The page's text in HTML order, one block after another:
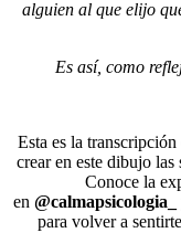
alguien al que elijo
Es así, como
Esta es la
crear en este dibujo las
Conoce la
en @calmapsicologia_
para volver a